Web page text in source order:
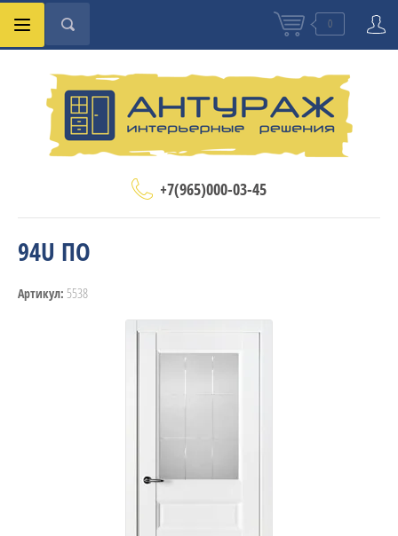
0
+7(965)000-03-45
94U ПО
Артикул: 5538